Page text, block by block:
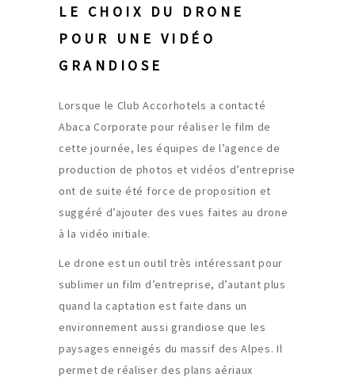
LE CHOIX DU DRONE
POUR UNE VIDÉO
GRANDIOSE
Lorsque le Club Accorhotels a contacté
Abaca Corporate pour réaliser le film de
cette journée, les équipes de l’agence de
production de photos et vidéos d’entreprise
ont de suite été force de proposition et
suggéré d’ajouter des vues faites au drone
à la vidéo initiale.
Le drone est un outil très intéressant pour
sublimer un film d’entreprise, d’autant plus
quand la captation est faite dans un
environnement aussi grandiose que les
paysages enneigés du massif des Alpes. Il
permet de réaliser des plans aériaux